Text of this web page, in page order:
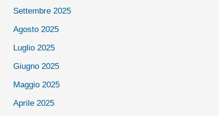
febbraio
Settembre 2025
Agosto 2025
Luglio 2025
Giugno 2025
Maggio 2025
Aprile 2025